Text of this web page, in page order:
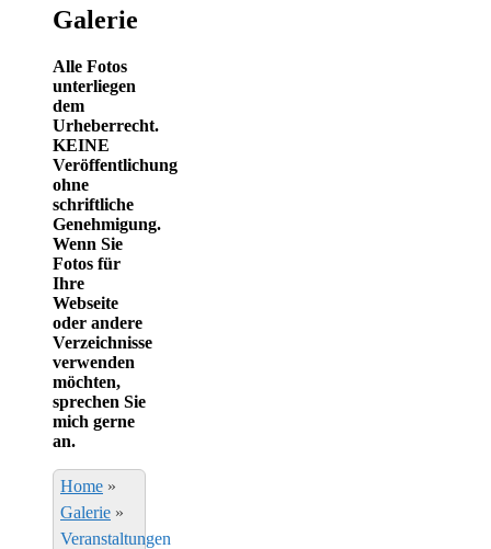
Galerie
Alle Fotos
unterliegen
dem
Urheberrecht.
KEINE
Veröffentlichung
ohne
schriftliche
Genehmigung.
Wenn Sie
Fotos für
Ihre
Webseite
oder andere
Verzeichnisse
verwenden
möchten,
sprechen Sie
mich gerne
an.
Home »
Galerie »
Veranstaltungen